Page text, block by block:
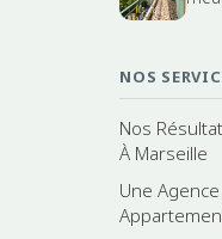
NOS
Nos
À Marseille
Une